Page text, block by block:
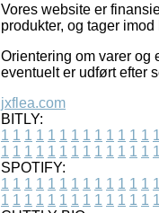
Vores website er
produkter, og tager
Orientering om varer og
eventuelt er udført efter
jxflea.com
BITLY:
1 1 1 1 1 1 1 1 1 1 1 1 1 1
1 1 1 1 1 1 1 1 1 1 1 1 1 1
SPOTIFY:
1 1 1 1 1 1 1 1 1 1 1 1 1 1
1 1 1 1 1 1 1 1 1 1 1 1 1 1